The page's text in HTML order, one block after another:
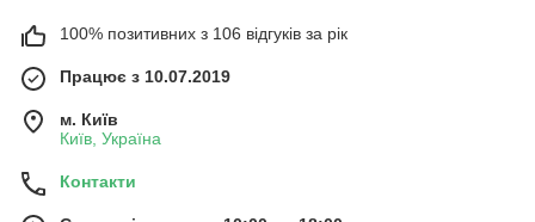
100% позитивних з 106 відгуків за рік
Працює з 10.07.2019
м. Київ
Київ, Україна
Контакти